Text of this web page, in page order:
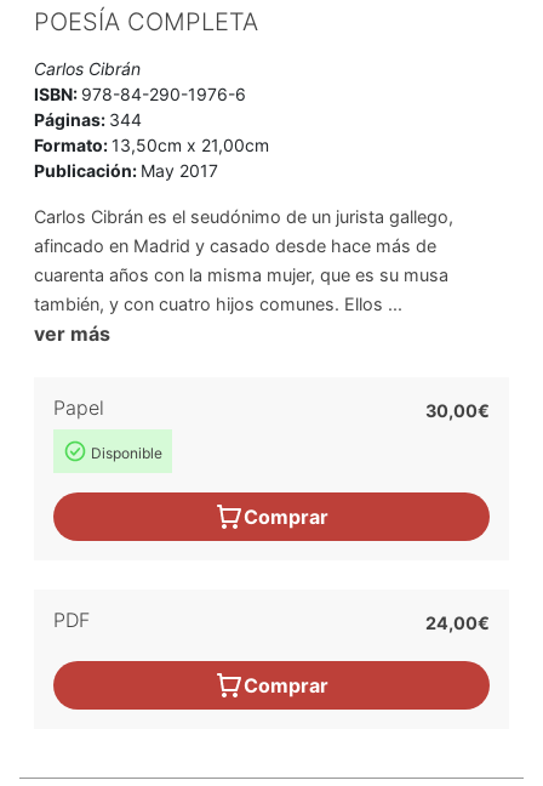
POESÍA COMPLETA
Carlos Cibrán
ISBN: 978-84-290-1976-6
Páginas: 344
Formato:13,50cm x 21,00cm
Publicación: May 2017
Carlos Cibrán es el seudónimo de un jurista gallego,
afincado en Madrid y casado desde hace más de
cuarenta años con la misma mujer, que es su musa
también, y con cuatro hijos comunes. Ellos ...
ver más
Papel
Disponible
30,00€
Comprar
PDF 24,00€
Comprar